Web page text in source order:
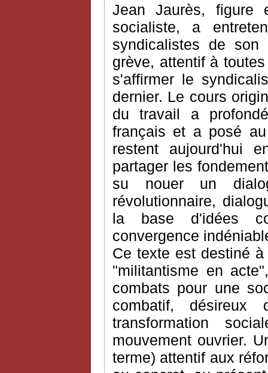
Jean Jaurès, figure
socialiste, a
syndicalistes de son
grève, attentif à
s'affirmer le
dernier. Le cours
du travail a
français et a posé
restent aujourd'hui
partager les
su nouer un
révolutionnaire,
la base d'idées
convergence
Ce texte est destiné
"militantisme en
combats pour une
combatif,
transformation
mouvement ouvrier.
terme) attentif aux